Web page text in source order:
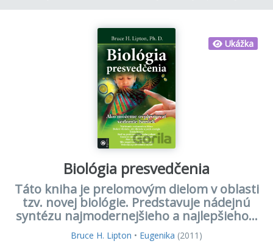
Ukážka
Biológia presvedčenia
Táto kniha je prelomovým dielom v oblasti
tzv. novej biológie. Predstavuje nádejnú
syntézu najmodernejšieho a najlepšieho...
Bruce H. Lipton • Eugenika (2011)